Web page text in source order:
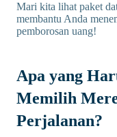
Mari kita lihat paket
membantu Anda
pemborosan uang!
Apa yang
Memilih
Perjalanan?